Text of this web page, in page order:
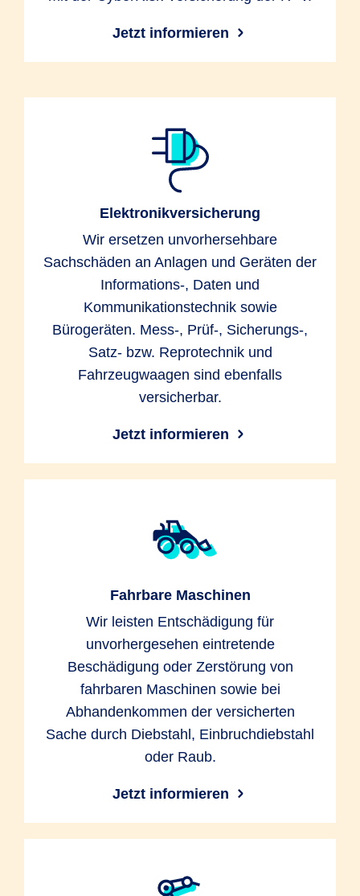
Jetzt informieren
Elektronikversicherung
Wir ersetzen unvorhersehbare
Sachschäden an Anlagen und Geräten der
Informations-, Daten und
Kommunikationstechnik sowie
Bürogeräten. Mess-, Prüf-, Sicherungs-,
Satz- bzw. Reprotechnik und
Fahrzeugwaagen sind ebenfalls
versicherbar.
Jetzt informieren
Fahrbare Maschinen
Wir leisten Entschädigung für
unvorhergesehen eintretende
Beschädigung oder Zerstörung von
fahrbaren Maschinen sowie bei
Abhandenkommen der versicherten
Sache durch Diebstahl, Einbruchdiebstahl
oder Raub.
Jetzt informieren